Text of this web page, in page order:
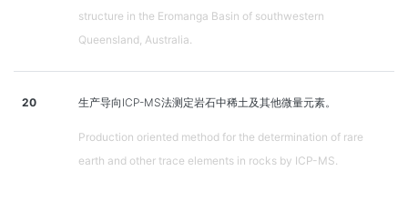
structure in the Eromanga Basin of southwestern
Queensland, Australia.
20 生产导向ICP-MS法测定岩石中稀土及其他微量元素。
Production oriented method for the determination of rare
earth and other trace elements in rocks by ICP-MS.